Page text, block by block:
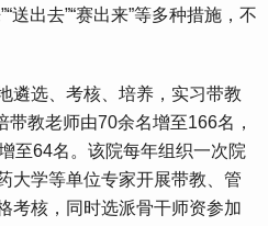
送出去”“赛出来”等多种措施，不
选、考核、培养，实习带教
教老师由70余名增至166名，
至64名。该院每年组织一次院
大学等单位专家开展带教、管
考核，同时选派骨干师资参加